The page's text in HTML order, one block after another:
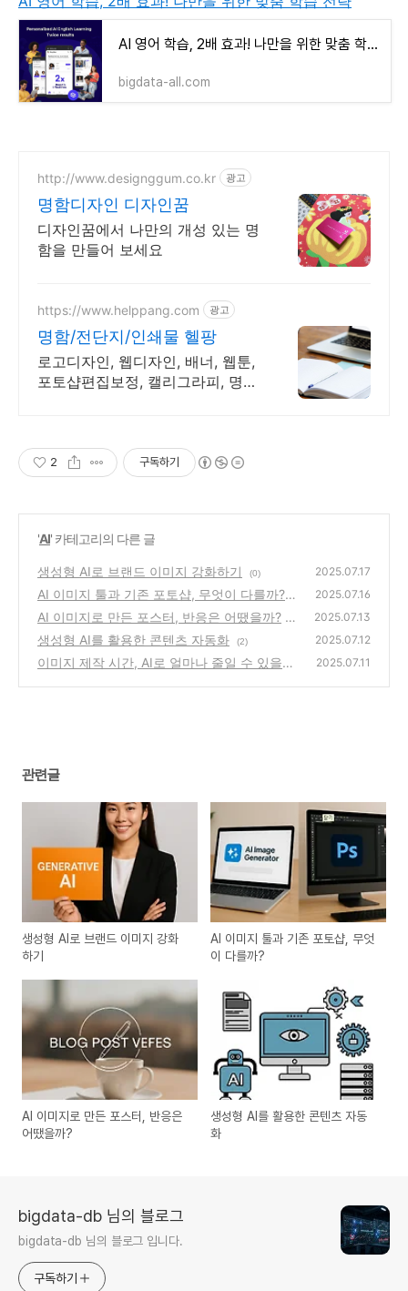
AI 영어 학습, 2배 효과! 나만을 위한 맞춤 학습 전략
bigdata-all.com
http://www.designggum.co.kr 광고
명함디자인 디자인꿈
디자인꿈에서 나만의 개성 있는 명
함을 만들어 보세요
https://www.helppang.com 광고
명함/전단지/인쇄물 헬팡
로고디자인, 웹디자인, 배너, 웹툰,
포토샵편집보정, 캘리그라피, 명함,
2 구독하기
'AI' 카테고리의 다른 글
생성형 AI로 브랜드 이미지 강화하기 (0) 2025.07.17
AI 이미지 툴과 기존 포토샵, 무엇이 다를까?
(9)
2025.07.16
AI 이미지로 만든 포스터, 반응은 어땠을까?
(4)
2025.07.13
생성형 AI를 활용한 콘텐츠 자동화 (2) 2025.07.12
이미지 제작 시간, AI로 얼마나 줄일 수 있을
2025.07.11
관련글
생성형 AI로 브랜드 이미지 강화
하기
AI 이미지 툴과 기존 포토샵, 무엇
이 다를까?
AI 이미지로 만든 포스터, 반응은
어땠을까?
생성형 AI를 활용한 콘텐츠 자동
화
bigdata-db 님의 블로그
bigdata-db 님의 블로그 입니다.
구독하기